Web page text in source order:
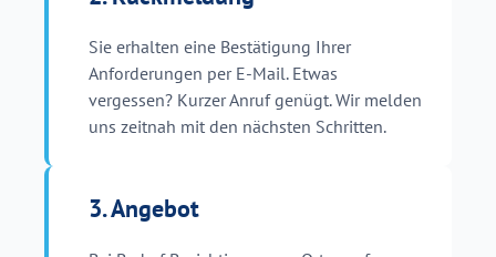
Sie erhalten eine Bestätigung Ihrer
Anforderungen per E-Mail. Etwas
vergessen? Kurzer Anruf genügt. Wir melden
uns zeitnah mit den nächsten Schritten.
3. Angebot